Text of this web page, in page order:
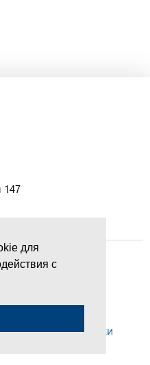
для
с
147
защищены
данных
и условия обработки